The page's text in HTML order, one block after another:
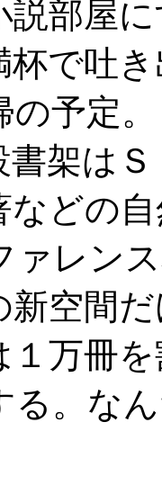
部屋
杯で吐
の予定
書架は
などの
ァレン
新空間
１万冊
る。な